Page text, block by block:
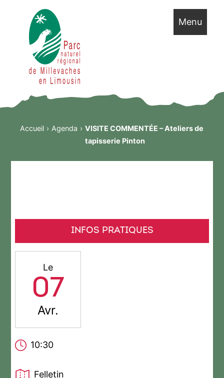
Menu
Accueil Agenda
VISITE COMMENTÉE – Ateliers de
tapisserie Pinton
INFOS PRATIQUES
Le
07
Avr.
10:30
Felletin